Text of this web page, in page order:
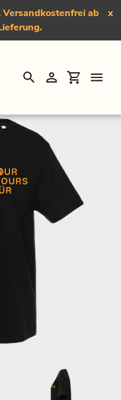
Versandkostenfrei ab
x
SuchenEinloggen